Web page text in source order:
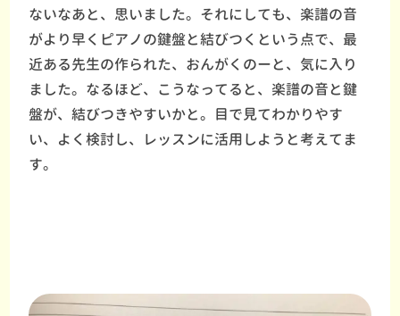
ないなあと、思いました。それにしても、楽譜の音
がより早くピアノの鍵盤と結びつくという点で、最
近ある先生の作られた、おんがくのーと、気に入り
ました。なるほど、こうなってると、楽譜の音と鍵
盤が、結びつきやすいかと。目で見てわかりやす
い、よく検討し、レッスンに活用しようと考えてま
す。